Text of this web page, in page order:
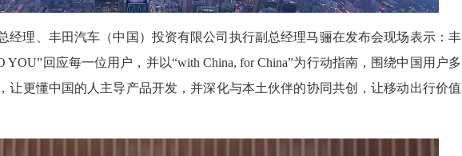
经理、丰田汽车（中国）投资有限公司执行副总经理马骊在发布会现场表示：丰
YOU”回应每一位用户，并以“with China, for China”为行动指南，围绕中国用户多
让更懂中国的人主导产品开发，并深化与本土伙伴的协同共创，让移动出行价值